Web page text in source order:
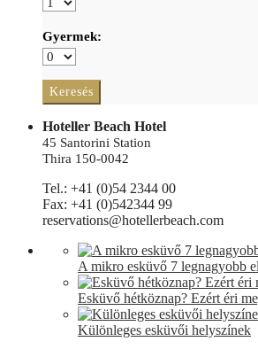
Gyermek:
Hoteller Beach Hotel
45 Santorini Station
Thira 150-0042
Tel.: +41 (0)54 2344 00
Fax: +41 (0)542344 99
reservations@hotellerbeach.com
A mikro esküvő 7 legnagyobb
Esküvő hétköznap? Ezért éri
Különleges esküvői helyszínek